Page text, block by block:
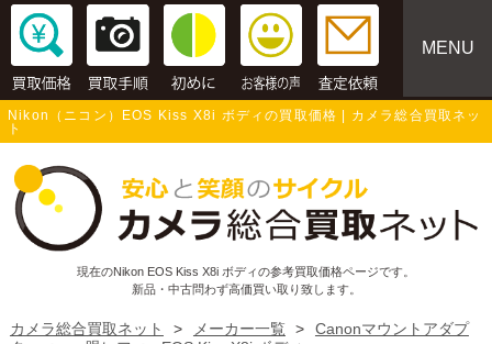
MENU
Nikon（ニコン）EOS Kiss X8i ボディの買取価格 | カメラ総合買取ネッ
ト
現在のNikon EOS Kiss X8i ボディの参考買取価格ページです。
新品・中古問わず高価買い取り致します。
カメラ総合買取ネット > メーカー一覧 >
Canonマウントアダプ